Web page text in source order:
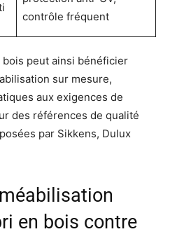
contrôle fréquent
bois peut ainsi bénéficier
sur mesure,
aux exigences de
des références de qualité
par Sikkens, Dulux
en bois contre